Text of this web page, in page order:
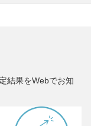
結果をWebでお知